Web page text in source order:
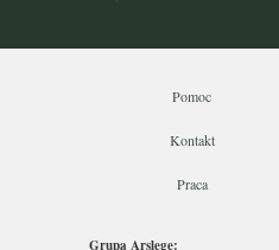
Pomoc
Kontakt
Praca
Grupa Arslege: